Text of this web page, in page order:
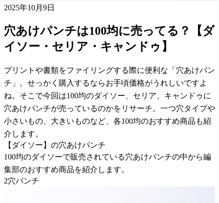
2025年10月9日
穴あけパンチは100均に売ってる？【ダ
イソー・セリア・キャンドゥ】
プリントや書類をファイリングする際に便利な「穴あけパン
チ」。せっかく購入するならお手頃価格がうれしいですよ
ね。そこで今回は100均のダイソー、セリア、キャンドゥに
穴あけパンチが売っているのかをリサーチ。一つ穴タイプや
小さいもの、大きいものなど、各100均のおすすめ商品も紹
介します。
【ダイソー】の穴あけパンチ
100均のダイソーで販売されている穴あけパンチの中から編
集部のおすすめ商品を紹介します。
2穴パンチ